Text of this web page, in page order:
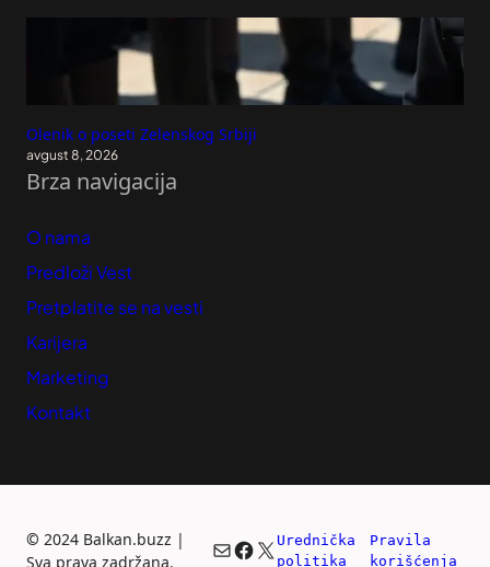
Olenik o poseti Zelenskog Srbiji
avgust 8, 2026
Brza navigacija
O nama
Predloži Vest
Pretplatite se na vesti
Karijera
Marketing
Kontakt
© 2024 Balkan.buzz |
Sva prava zadržana.
Mail
Facebook
X Urednička
politika
Pravila
korišćenja